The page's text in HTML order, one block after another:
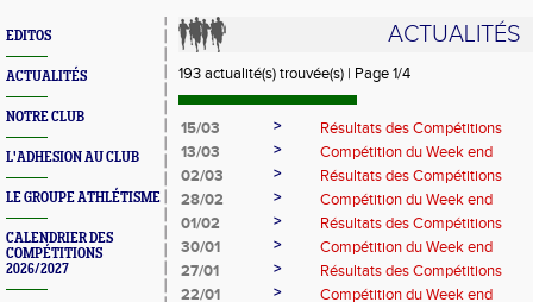
EDITOS
ACTUALITÉS
NOTRE CLUB
L'ADHESION AU CLUB
LE GROUPE ATHLÉTISME
CALENDRIER DES
COMPÉTITIONS
2026/2027
ACTUALITÉS
193 actualité(s) trouvée(s) | Page 1/4
15/03 >
Résultats des Compétitions
13/03
>
Compétition du Week end
02/03
>
Résultats des Compétitions
28/02
>
Compétition du Week end
01/02
>
Résultats des Compétitions
30/01
>
Compétition du Week end
27/01
>
Résultats des Compétitions
22/01
>
Compétition du Week end